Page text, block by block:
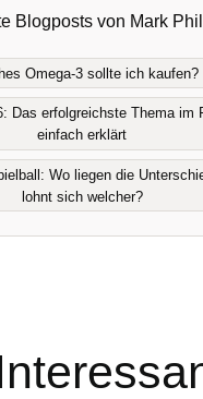
Blogposts von Mark
Omega-3 sollte ich kaufen?
Das erfolgreichste Thema im
einfach erklärt
Wo liegen die
lohnt sich welcher?